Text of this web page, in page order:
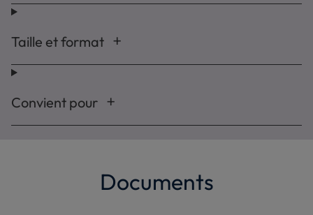
Taille et format
Convient pour
Documents